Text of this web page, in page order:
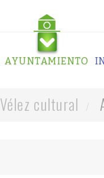
AYUNTAMIENTO
Vélez cultural